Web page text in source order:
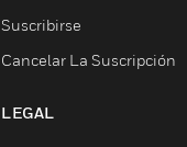
Suscribirse
Cancelar La Suscripción
LEGAL